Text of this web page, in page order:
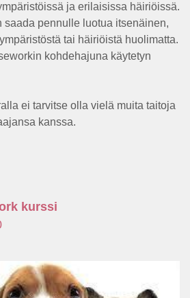
ja erilaisissa häiriöissä.
saada pennulle luotua itsenäinen,
tai häiriöistä huolimatta.
kohdehajuna käytetyn
ei tarvitse olla vielä muita taitoja
kanssa.
kurssi